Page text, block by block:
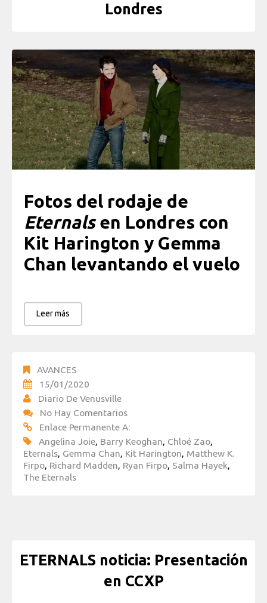
Londres
Fotos del rodaje de
Eternalsen Londres con
Kit Harington y Gemma
Chan levantando el vuelo
Leer más
AVANCES
15/01/2020
Diario De Venusville
No Hay Comentarios
Enlace Permanente A:
Angelina Joie, Barry Keoghan, Chloé Zao,
Eternals, Gemma Chan, Kit Harington, Matthew K.
Firpo, Richard Madden, Ryan Firpo, Salma Hayek,
The Eternals
ETERNALS noticia: Presentación
en CCXP